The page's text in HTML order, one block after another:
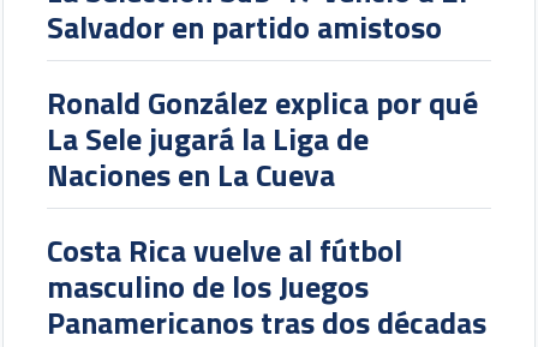
Salvador en partido amistoso
Ronald González explica por qué
La Sele jugará la Liga de
Naciones en La Cueva
Costa Rica vuelve al fútbol
masculino de los Juegos
Panamericanos tras dos décadas